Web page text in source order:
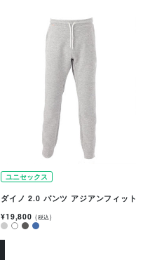
ユニセックス
ダイノ 2.0 パンツ アジアンフィット
¥19,800 (税込)